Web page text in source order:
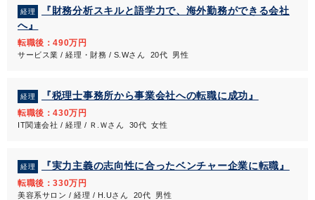
経理
『財務分析スキルと語学力で、海外勤務ができる会社
へ』
転職後：490万円
サービス業 / 経理・財務 / S.Wさん 20代 男性
経理 『税理士事務所から事業会社への転職に成功』
転職後：430万円
IT関連会社 / 経理 / Ｒ.Ｗさん 30代 女性
経理 『実力主義の志向性に合ったベンチャー企業に転職』
転職後：330万円
美容系サロン / 経理 / H.Uさん 20代 男性